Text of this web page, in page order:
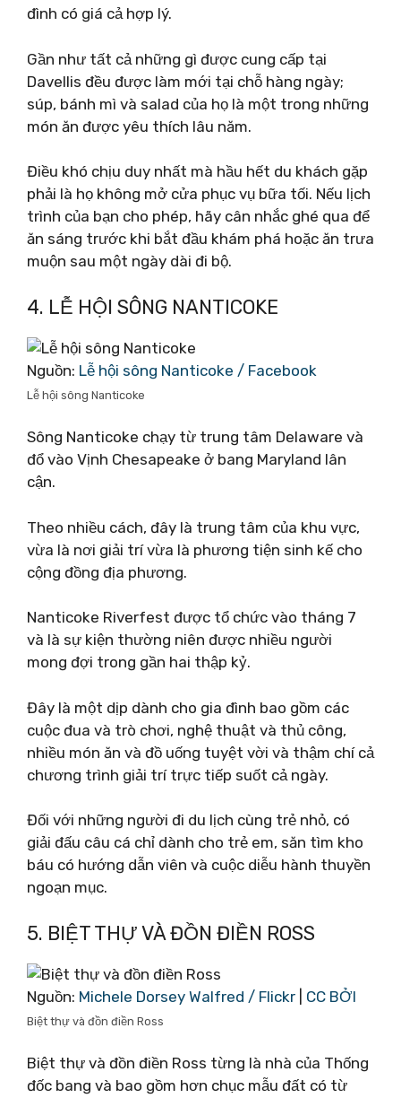
đình có giá cả hợp lý.
Gần như tất cả những gì được cung cấp tại
Davellis đều được làm mới tại chỗ hàng ngày;
súp, bánh mì và salad của họ là một trong những
món ăn được yêu thích lâu năm.
Điều khó chịu duy nhất mà hầu hết du khách gặp
phải là họ không mở cửa phục vụ bữa tối. Nếu lịch
trình của bạn cho phép, hãy cân nhắc ghé qua để
ăn sáng trước khi bắt đầu khám phá hoặc ăn trưa
muộn sau một ngày dài đi bộ.
4. LỄ HỘI SÔNG NANTICOKE
Nguồn: Lễ hội sông Nanticoke / Facebook
Lễ hội sông Nanticoke
Sông Nanticoke chạy từ trung tâm Delaware và
đổ vào Vịnh Chesapeake ở bang Maryland lân
cận.
Theo nhiều cách, đây là trung tâm của khu vực,
vừa là nơi giải trí vừa là phương tiện sinh kế cho
cộng đồng địa phương.
Nanticoke Riverfest được tổ chức vào tháng 7
và là sự kiện thường niên được nhiều người
mong đợi trong gần hai thập kỷ.
Đây là một dịp dành cho gia đình bao gồm các
cuộc đua và trò chơi, nghệ thuật và thủ công,
nhiều món ăn và đồ uống tuyệt vời và thậm chí cả
chương trình giải trí trực tiếp suốt cả ngày.
Đối với những người đi du lịch cùng trẻ nhỏ, có
giải đấu câu cá chỉ dành cho trẻ em, săn tìm kho
báu có hướng dẫn viên và cuộc diễu hành thuyền
ngoạn mục.
5. BIỆT THỰ VÀ ĐỒN ĐIỀN ROSS
Nguồn: Michele Dorsey Walfred / Flickr CC BỞI
Biệt thự và đồn điền Ross
Biệt thự và đồn điền Ross từng là nhà của Thống
đốc bang và bao gồm hơn chục mẫu đất có từ